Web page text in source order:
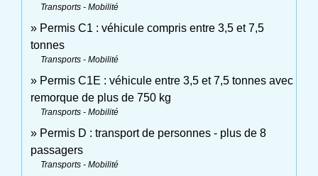
Transports - Mobilité
Permis C1 : véhicule compris entre 3,5 et 7,5
tonnes
Transports - Mobilité
Permis C1E : véhicule entre 3,5 et 7,5 tonnes avec
remorque de plus de 750 kg
Transports - Mobilité
Permis D : transport de personnes - plus de 8
passagers
Transports - Mobilité